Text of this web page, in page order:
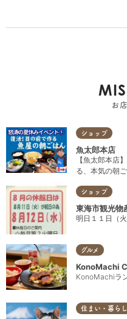
お
ショップ
魚太郎本店
【魚太郎本店
る、本気の朝
ショップ
東海市観光物
明日１１日（
グルメ
KonoMachi
KonoMachiラ
住まい・暮らし